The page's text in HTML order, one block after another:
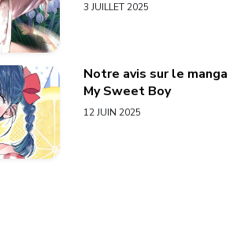
3 JUILLET 2025
Notre avis sur le manga
My Sweet Boy
12 JUIN 2025